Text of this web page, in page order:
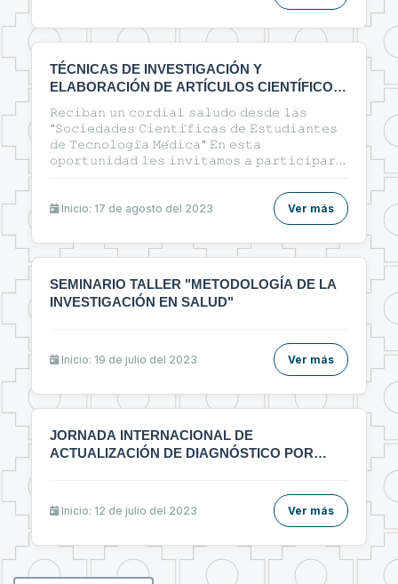
TÉCNICAS DE INVESTIGACIÓN Y
ELABORACIÓN DE ARTÍCULOS CIENTÍFICOS
EN EL ÁREA DE LA SALUD
𝚁𝚎𝚌𝚒𝚋𝚊𝚗 𝚞𝚗 𝚌𝚘𝚛𝚍𝚒𝚊𝚕 𝚜𝚊𝚕𝚞𝚍𝚘 𝚍𝚎𝚜𝚍𝚎 𝚕𝚊𝚜
"𝚂𝚘𝚌𝚒𝚎𝚍𝚊𝚍𝚎𝚜 𝙲𝚒𝚎𝚗𝚝𝚒́𝚏𝚒𝚌𝚊𝚜 𝚍𝚎 𝙴𝚜𝚝𝚞𝚍𝚒𝚊𝚗𝚝𝚎𝚜
𝚍𝚎 𝚃𝚎𝚌𝚗𝚘𝚕𝚘𝚐𝚒́𝚊 𝙼𝚎́𝚍𝚒𝚌𝚊" 𝙴𝚗 𝚎𝚜𝚝𝚊
𝚘𝚙𝚘𝚛𝚝𝚞𝚗𝚒𝚍𝚊𝚍 𝚕𝚎𝚜 𝚒𝚗𝚟𝚒𝚝𝚊𝚖𝚘𝚜 𝚊 𝚙𝚊𝚛𝚝𝚒𝚌𝚒𝚙𝚊𝚛
ᴇʟᴀʙᴏʀᴀᴄɪᴏ́ɴ ᴅᴇ ᴀʀᴛɪ́ᴄᴜʟᴏs ᴄɪᴇɴᴛɪ́ғɪᴄᴏs ᴇɴ ᴇʟ ᴀ́ʀᴇᴀ ᴅᴇ ʟᴀ
sᴀʟᴜᴅ"🔰
Inicio: 17 de agosto del 2023 Ver más
SEMINARIO TALLER "METODOLOGÍA DE LA
INVESTIGACIÓN EN SALUD"
Inicio: 19 de julio del 2023 Ver más
JORNADA INTERNACIONAL DE
ACTUALIZACIÓN DE DIAGNÓSTICO POR
Inicio: 12 de julio del 2023 Ver más